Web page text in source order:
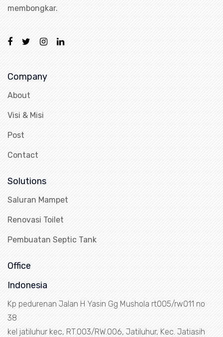
membongkar.
Company
About
Visi & Misi
Post
Contact
Solutions
Saluran Mampet
Renovasi Toilet
Pembuatan Septic Tank
Office
Indonesia
Kp pedurenan Jalan H Yasin Gg Mushola rt005/rw011 no
38
kel jatiluhur kec, RT.003/RW.006, Jatiluhur, Kec. Jatiasih